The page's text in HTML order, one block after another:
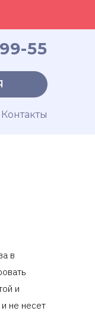
55
Контакты
в
и
не несет